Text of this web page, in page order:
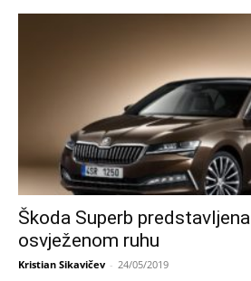
Škoda Superb
osvježenom ruhu
Kristian Sikavičev - 24/05/2019